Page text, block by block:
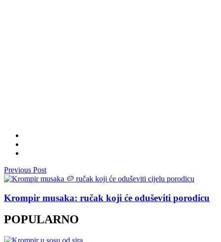
Previous Post
Krompir musaka: ručak koji će oduševiti porodicu
POPULARNO